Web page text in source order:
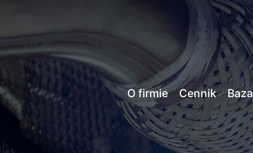
O firmie Cennik